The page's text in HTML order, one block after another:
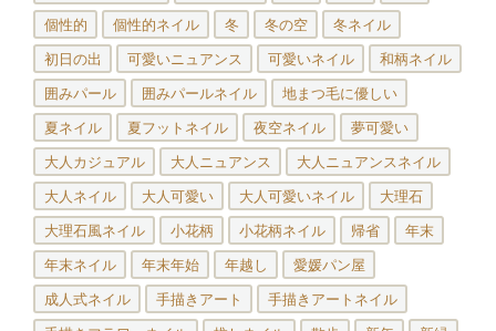
個性的 個性的ネイル 冬 冬の空 冬ネイル
初日の出 可愛いニュアンス 可愛いネイル 和柄ネイル
囲みパール 囲みパールネイル 地まつ毛に優しい
夏ネイル 夏フットネイル 夜空ネイル 夢可愛い
大人カジュアル 大人ニュアンス 大人ニュアンスネイル
大人ネイル 大人可愛い 大人可愛いネイル 大理石
大理石風ネイル 小花柄 小花柄ネイル 帰省 年末
年末ネイル 年末年始 年越し 愛媛パン屋
成人式ネイル 手描きアート 手描きアートネイル